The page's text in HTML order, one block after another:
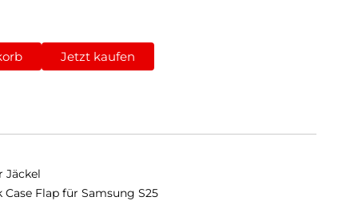
Jetzt kaufen
Jäckel
Case Flap für Samsung S25